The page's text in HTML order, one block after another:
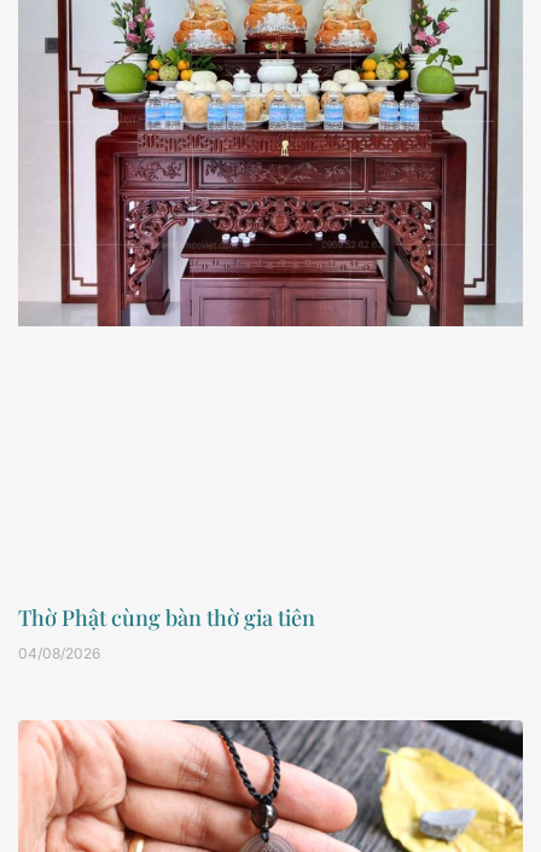
Thờ Phật cùng bàn thờ gia tiên
04/08/2026